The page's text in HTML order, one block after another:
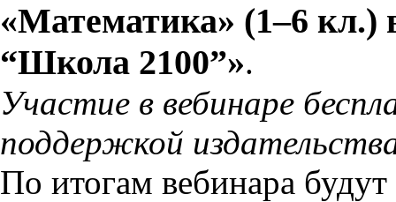
«Математика» (1–6 кл.)
“Школа 2100”».
Участие в вебинаре
поддержкой
По итогам вебинара